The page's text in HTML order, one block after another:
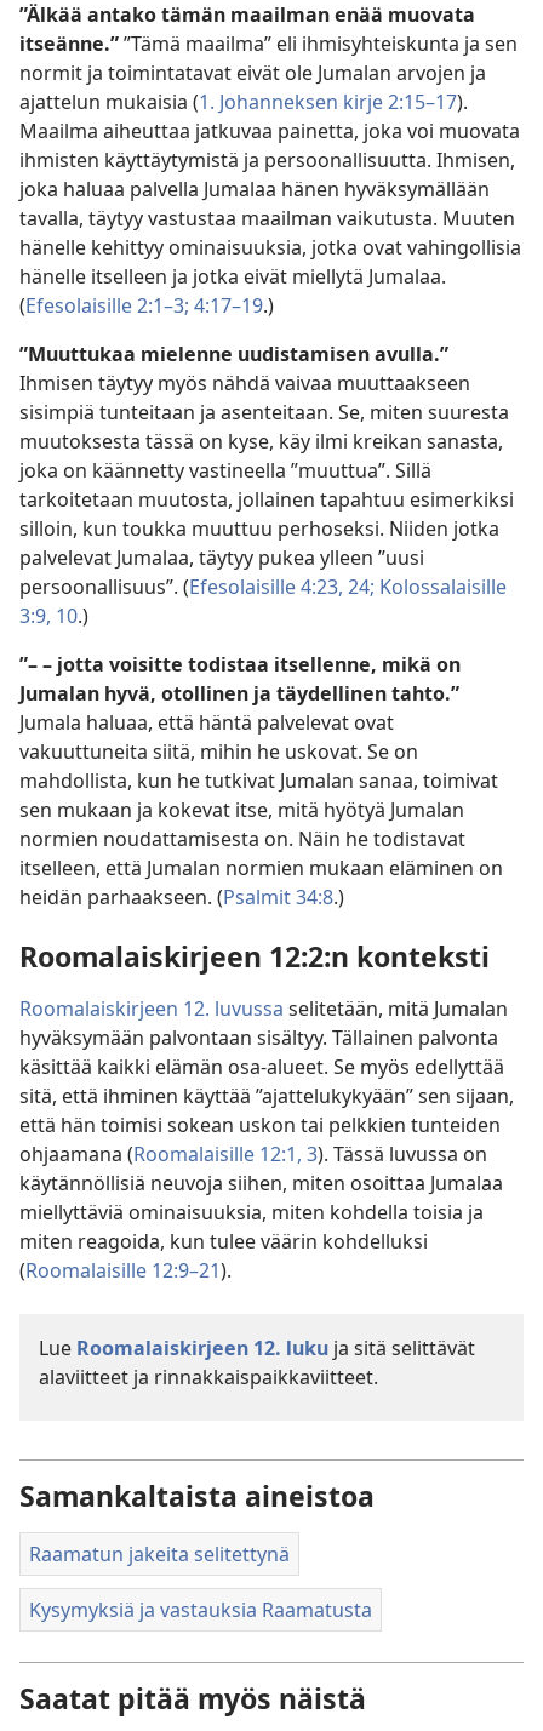
”Älkää antako tämän maailman enää muovata
itseänne.””Tämä maailma” eli ihmisyhteiskunta ja sen
normit ja toimintatavat eivät ole Jumalan arvojen ja
ajattelun mukaisia (1. Johanneksen kirje 2:15–17).
Maailma aiheuttaa jatkuvaa painetta, joka voi muovata
ihmisten käyttäytymistä ja persoonallisuutta. Ihmisen,
joka haluaa palvella Jumalaa hänen hyväksymällään
tavalla, täytyy vastustaa maailman vaikutusta. Muuten
hänelle kehittyy ominaisuuksia, jotka ovat vahingollisia
hänelle itselleen ja jotka eivät miellytä Jumalaa.
(Efesolaisille 2:1–3; 4:17–19.)
”Muuttukaa mielenne uudistamisen avulla.”
Ihmisen täytyy myös nähdä vaivaa muuttaakseen
sisimpiä tunteitaan ja asenteitaan. Se, miten suuresta
muutoksesta tässä on kyse, käy ilmi kreikan sanasta,
joka on käännetty vastineella ”muuttua”. Sillä
tarkoitetaan muutosta, jollainen tapahtuu esimerkiksi
silloin, kun toukka muuttuu perhoseksi. Niiden jotka
palvelevat Jumalaa, täytyy pukea ylleen ”uusi
persoonallisuus”. (Efesolaisille 4:23, 24; Kolossalaisille
3:9, 10.)
”– – jotta voisitte todistaa itsellenne, mikä on
Jumalan hyvä, otollinen ja täydellinen tahto.”
Jumala haluaa, että häntä palvelevat ovat
vakuuttuneita siitä, mihin he uskovat. Se on
mahdollista, kun he tutkivat Jumalan sanaa, toimivat
sen mukaan ja kokevat itse, mitä hyötyä Jumalan
normien noudattamisesta on. Näin he todistavat
itselleen, että Jumalan normien mukaan eläminen on
heidän parhaakseen. (Psalmit 34:8.)
Roomalaiskirjeen 12:2:n konteksti
Roomalaiskirjeen 12. luvussa selitetään, mitä Jumalan
hyväksymään palvontaan sisältyy. Tällainen palvonta
käsittää kaikki elämän osa-alueet. Se myös edellyttää
sitä, että ihminen käyttää ”ajattelukykyään” sen sijaan,
että hän toimisi sokean uskon tai pelkkien tunteiden
ohjaamana (Roomalaisille 12:1, 3). Tässä luvussa on
käytännöllisiä neuvoja siihen, miten osoittaa Jumalaa
miellyttäviä ominaisuuksia, miten kohdella toisia ja
miten reagoida, kun tulee väärin kohdelluksi
(Roomalaisille 12:9–21).
Lue Roomalaiskirjeen 12. luku ja sitä selittävät
alaviitteet ja rinnakkaispaikkaviitteet.
Samankaltaista aineistoa
Raamatun jakeita selitettynä
Kysymyksiä ja vastauksia Raamatusta
Saatat pitää myös näistä